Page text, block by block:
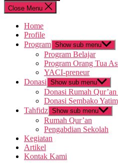
Close Menu
Home
Profile
Program Show sub menu
Program Belajar
Program Orang Tua
YACI-preneur
Donasi Show sub menu
Donasi Rumah
Donasi Sembako
Tahfidz Show sub menu
Rumah Qur’an
Pengabdian Sekolah
Kegiatan
Artikel
Kontak Kami